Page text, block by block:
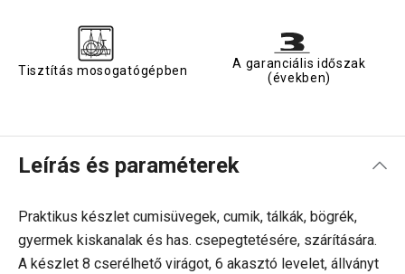
Tisztítás mosogatógépben
A garanciális időszak
(években)
Leírás és paraméterek
Praktikus készlet cumisüvegek, cumik, tálkák, bögrék,
gyermek kiskanalak és has. csepegtetésére, szárítására.
A készlet 8 cserélhető virágot, 6 akasztó levelet, állványt